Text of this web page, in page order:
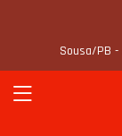
Sousa/PB -